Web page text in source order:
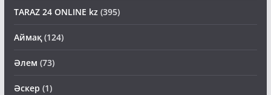
TARAZ 24 ONLINE kz(395)
Аймақ(124)
Әлем (73)
Әскер (1)